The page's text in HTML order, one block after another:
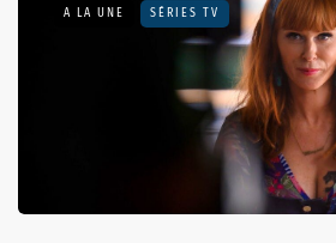
A LA UNE SÉRIES TV